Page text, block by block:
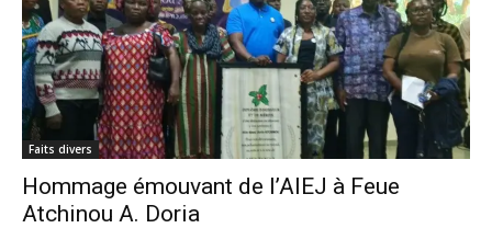
Faits divers
Hommage émouvant de l’AIEJ à Feue
Atchinou A. Doria